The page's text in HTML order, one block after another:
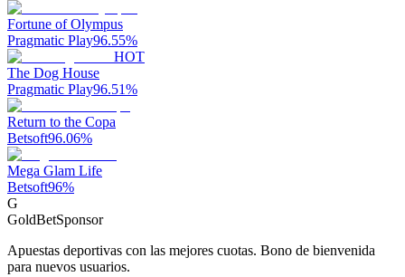
Fortune of Olympus
Pragmatic Play96.55%
HOT
The Dog House
Pragmatic Play96.51%
Return to the Copa
Betsoft96.06%
Mega Glam Life
Betsoft96%
G
GoldBetSponsor
Apuestas deportivas con las mejores cuotas. Bono de bienvenida
para nuevos usuarios.